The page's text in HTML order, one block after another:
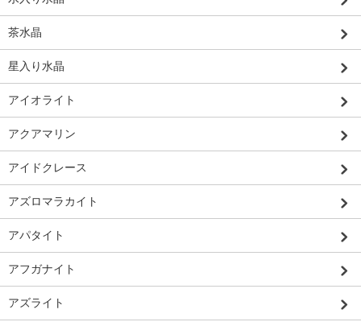
茶水晶
星入り水晶
アイオライト
アクアマリン
アイドクレース
アズロマラカイト
アパタイト
アフガナイト
アズライト